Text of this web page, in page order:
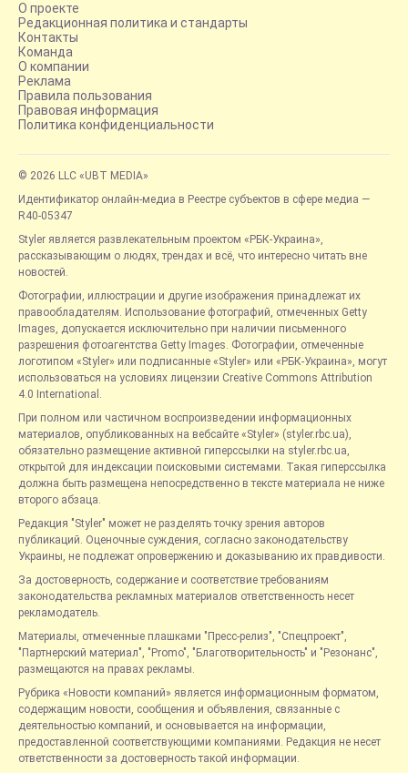
О проекте
Редакционная политика и стандарты
Контакты
Команда
О компании
Реклама
Правила пользования
Правовая информация
Политика конфиденциальности
© 2026 LLC «UBT MEDIA»
Идентификатор онлайн-медиа в Реестре субъектов в сфере медиа —
R40-05347
Styler является развлекательным проектом «РБК-Украина»,
рассказывающим о людях, трендах и всё, что интересно читать вне
новостей.
Фотографии, иллюстрации и другие изображения принадлежат их
правообладателям. Использование фотографий, отмеченных Getty
Images, допускается исключительно при наличии письменного
разрешения фотоагентства Getty Images. Фотографии, отмеченные
логотипом «Styler» или подписанные «Styler» или «РБК-Украина», могут
использоваться на условиях лицензии Creative Commons Attribution
4.0 International.
При полном или частичном воспроизведении информационных
материалов, опубликованных на вебсайте «Styler» (styler.rbc.ua),
обязательно размещение активной гиперссылки на styler.rbc.ua,
открытой для индексации поисковыми системами. Такая гиперссылка
должна быть размещена непосредственно в тексте материала не ниже
второго абзаца.
Редакция "Styler" может не разделять точку зрения авторов
публикаций. Оценочные суждения, согласно законодательству
Украины, не подлежат опровержению и доказыванию их правдивости.
За достоверность, содержание и соответствие требованиям
законодательства рекламных материалов ответственность несет
рекламодатель.
Материалы, отмеченные плашками "Пресс-релиз", "Спецпроект",
"Партнерский материал", "Promo", "Благотворительность" и "Резонанс",
размещаются на правах рекламы.
Рубрика «Новости компаний» является информационным форматом,
содержащим новости, сообщения и объявления, связанные с
деятельностью компаний, и основывается на информации,
предоставленной соответствующими компаниями. Редакция не несет
ответственности за достоверность такой информации.